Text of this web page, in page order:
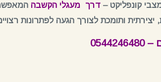
קונפליקט – דרך מעגלי הקשבה
ותומכת לצורך הגעה לפתרונות